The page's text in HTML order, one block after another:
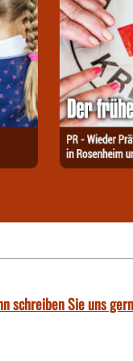
schreiben Sie uns